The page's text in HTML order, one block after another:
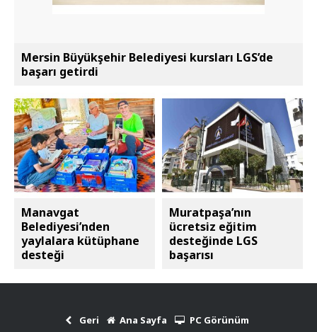
Mersin Büyükşehir Belediyesi kursları LGS’de
başarı getirdi
Manavgat
Belediyesi’nden
yaylalara kütüphane
desteği
Muratpaşa’nın
ücretsiz eğitim
desteğinde LGS
başarısı
Geri Ana Sayfa PC Görünüm